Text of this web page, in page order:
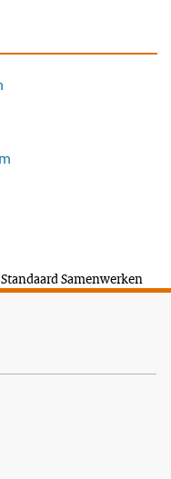
Standaard Samenwerken